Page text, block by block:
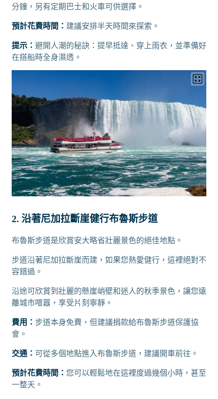
分鐘，另有定期巴士和火車可供選擇。
預計花費時間： 建議安排半天時間來探索。
提示： 避開人潮的秘訣：提早抵達、穿上雨衣，並準備好
在搭船時全身濕透。
2. 沿著尼加拉斷崖健行布魯斯步道
布魯斯步道是欣賞安大略省壯麗景色的絕佳地點。
步道沿著尼加拉斷崖而建，如果您熱愛健行，這裡絕對不
容錯過。
沿途可欣賞到壯麗的懸崖峭壁和迷人的秋季景色，讓您遠
離城市喧囂，享受片刻寧靜。
費用： 步道本身免費，但建議捐款給布魯斯步道保護協
會。
交通： 可從多個地點進入布魯斯步道，建議開車前往。
預計花費時間： 您可以輕鬆地在這裡度過幾個小時，甚至
一整天。